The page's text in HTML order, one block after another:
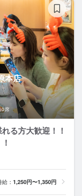
本店
席
る方大歓迎！！
： 1,250円〜1,350円